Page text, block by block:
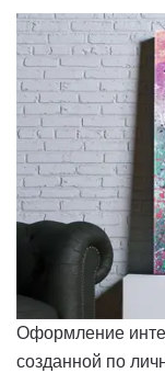
Оформление
созданной по